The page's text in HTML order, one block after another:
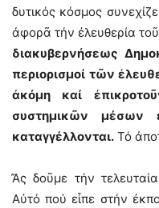
δυτικός κόσμος
ἀφορᾶ τήν ἐλευθερία
διακυβερνήσεως
περιορισμοί τῶν
ἀκόμη καί
συστημικῶν μέσων
καταγγέλλονται. Τό
Ἄς δοῦμε τήν
Αὐτό πού εἶπε στήν